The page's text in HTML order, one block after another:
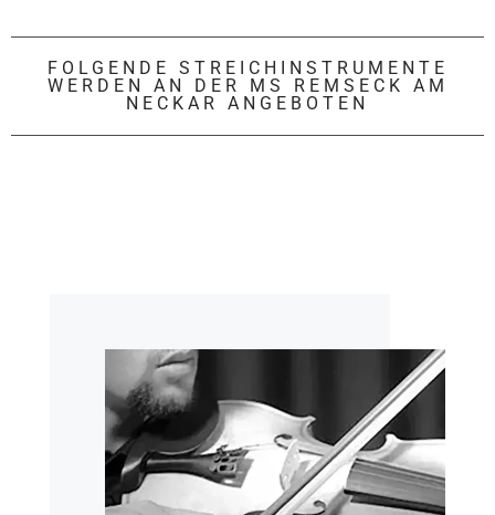
FOLGENDE STREICHINSTRUMENTE
WERDEN AN DER MS REMSECK AM
NECKAR ANGEBOTEN